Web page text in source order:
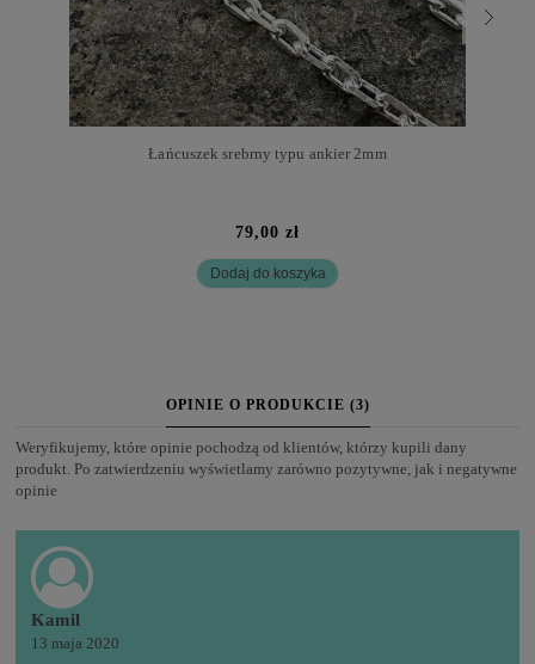
Łańcuszek srebrny typu ankier 2mm
79,00 zł
Dodaj do koszyka
OPINIE O PRODUKCIE (3)
Weryfikujemy, które opinie pochodzą od klientów, którzy kupili dany
produkt. Po zatwierdzeniu wyświetlamy zarówno pozytywne, jak i negatywne
opinie
Kamil
13 maja 2020